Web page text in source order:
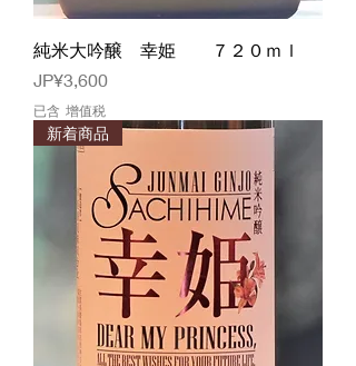
純米大吟醸 幸姫 ７２０ｍｌ
價格
JP¥3,600
已含 增值税
新着商品